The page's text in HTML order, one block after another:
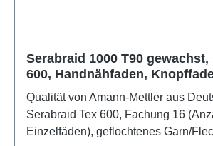
Serabraid 1000 T90 gewachst,
600, Handnähfaden,
Rolle, UV 6 Rollen
Qualität von Amann-Mettler aus
Serabraid Tex 600, Fachung 16
Einzelfäden), geflochtenes Garn/